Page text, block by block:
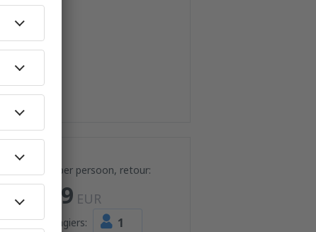
Prijs per persoon, retour:
179 EUR
Passagiers: 1